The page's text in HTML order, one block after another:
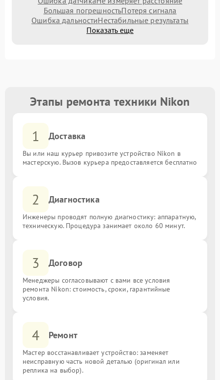
Большая погрешностьПотеря сигнала
Ошибка дальностиНестабильные результаты
Показать еще
Этапы ремонта техники Nikon
1 Доставка
Вы или наш курьер привозите устройство Nikon в
мастерскую. Вызов курьера предоставляется бесплатно
2 Диагностика
Инженеры проводят полную диагностику: аппаратную,
техническую. Процедура занимает около 60 минут.
3 Договор
Менеджеры согласовывают с вами все условия
ремонта Nikon: стоимость, сроки, гарантийные
условия.
4 Ремонт
Мастер восстанавливает устройство: заменяет
неисправную часть новой деталью (оригинал или
реплика на выбор).